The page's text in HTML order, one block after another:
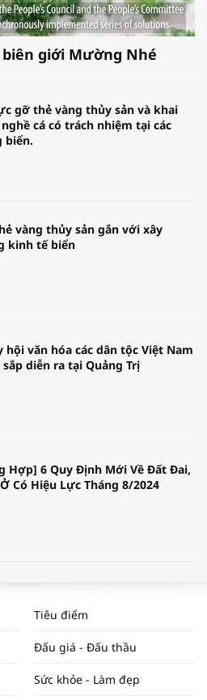
giới Mường Nhé
gỡ thẻ vàng thủy sản và khai
cá có trách nhiệm tại các
biển.
vàng thủy sản gắn với xây
kinh tế biển
hội văn hóa các dân tộc Việt Nam
sắp diễn ra tại Quảng Trị
Hợp] 6 Quy Định Mới Về Đất Đai,
Có Hiệu Lực Tháng 8/2024
NĂM 2024 VÀ NĂM 2025 | NHỊP
THỊ TRƯỜNG #62
Tiêu điểm
Đấu giá - Đấu thầu
Sức khỏe - Làm đẹp